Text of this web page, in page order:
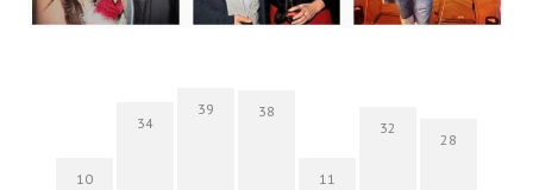
10
34
39 38
11
32
28